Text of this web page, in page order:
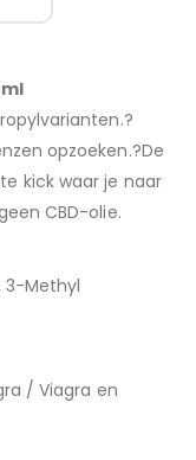
opzoeken.?De
kick waar je naar
CBD-olie.
3-Methyl
/ Viagra en